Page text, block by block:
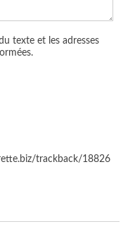
texte et les adresses
trackback/18826